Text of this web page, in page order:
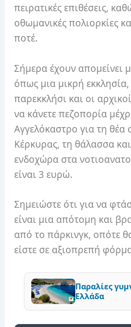
πειρατικές επιθέσεις,
οθωμανικές πολιορκίες
ποτέ.
Σήμερα έχουν απομείνει
όπως μια μικρή
παρεκκλήσι και οι αρχικοί
να κάνετε πεζοπορία
Αγγελόκαστρο για τη θέα
Κέρκυρας, τη θάλασσα
ενδοχώρα στα
είναι 3 ευρώ.
Σημειώστε ότι για να
είναι μια απότομη και
από το πάρκινγκ, οπότε
είστε σε αξιοπρεπή
Παραλίες
Ελλάδα